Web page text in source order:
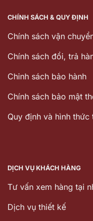
CHÍNH SÁCH & QUY ĐỊNH
Chính sách vận
Chính sách đổi, trả
Chinh sách bảo hành
Chính sách bảo mật
Quy định và hình thức
DỊCH VỤ KHÁCH HÀNG
Tư vấn xem hàng tại
Dịch vụ thiết kế